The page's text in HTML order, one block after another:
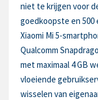
niet te krijgen voor
goedkoopste en 500
Xiaomi Mi 5-
Qualcomm
met maximaal 4 GB
vloeiende
wisselen van